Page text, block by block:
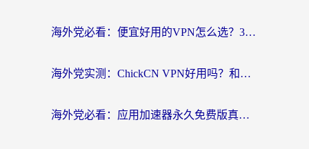
海外党必看：便宜好用的VPN怎么选？3步解决回国访问难题+Steam改区技巧
海外党实测：ChickCN VPN好用吗？和OurPlay VPN对比哪个回国效果更好？附避坑指南
海外党必看：应用加速器永久免费版真的靠谱吗？教你选对回国加速器无缝刷国内资源